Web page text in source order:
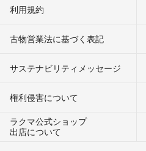
利用規約
古物営業法に基づく表記
サステナビリティメッセージ
権利侵害について
ラクマ公式ショップ
出店について